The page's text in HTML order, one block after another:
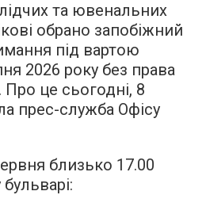
та ювенальних
обрано запобіжний
під вартою
2026 року без права
це сьогодні, 8
прес-служба Офісу
близько 17.00